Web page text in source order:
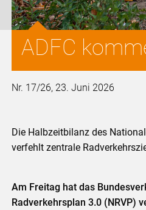
ADFC
Nr. 17/26, 23. Juni 2026
Die Halbzeitbilanz des
verfehlt zentrale
Am Freitag hat das
Radverkehrsplan 3.0 (NRVP)